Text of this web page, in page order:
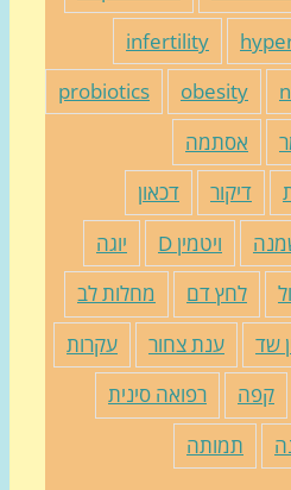
infertility
probiotics
דכאון
ויטמין D
יוגה
דם
מחלות לב
ענת צחור
עקרות
רפואה סינית